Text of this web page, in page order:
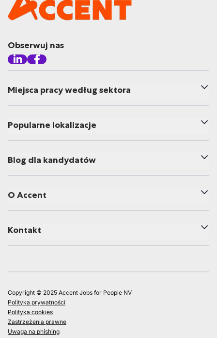
Obserwuj nas
Miejsca pracy według sektora
Popularne lokalizacje
Blog dla kandydatów
O Accent
Kontakt
Copyright © 2025 Accent Jobs for People NV
Polityka prywatności
Polityka cookies
Zastrzeżenia prawne
Uwaga na phishing